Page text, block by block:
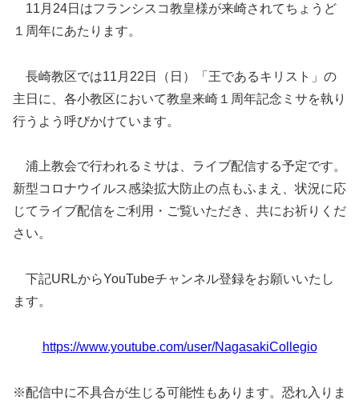
11月24日はフランシスコ教皇様が来崎されてちょうど
１周年にあたります。
長崎教区では11月22日（日）「王であるキリスト」の
主日に、各小教区において教皇来崎１周年記念ミサを執り
行うよう呼びかけています。
浦上教会で行われるミサは、ライブ配信する予定です。
新型コロナウイルス感染拡大防止の点もふまえ、状況に応
じてライブ配信をご利用・ご覧いただき、共にお祈りくだ
さい。
下記URLからYouTubeチャンネル登録をお願いいたし
ます。
https://www.youtube.com/user/NagasakiCollegio
※配信中に不具合が生じる可能性もあります。恐れ入りま